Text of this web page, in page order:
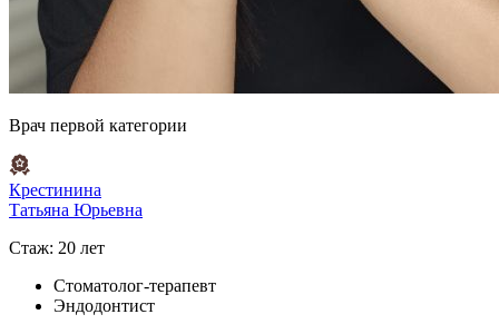
Врач первой категории
Крестинина
Татьяна Юрьевна
Стаж: 20 лет
Стоматолог-терапевт
Эндодонтист